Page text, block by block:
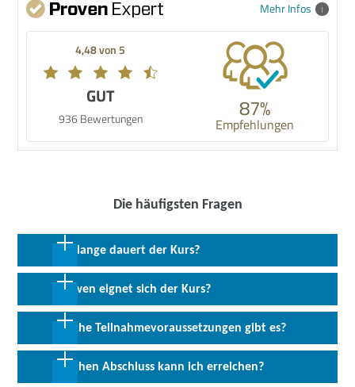
Mehr Infos
4,48 von 5
GUT
936 Bewertungen 87%
Empfehlungen
Die häufigsten Fragen
Wie lange dauert der Kurs?
20 Wochen in Vollzeit; 40 Wochen in Teilzeit
Für wen eignet sich der Kurs?
Dieser Kurs richtet sich an zukünftig Fachkräfte und angehende
Projektmanager, die ihre Kompetenzen im Projektmanagement
und Cloud Computing erweitern möchten. Besonders geeignet ist
er für Personen, die mit agilen Methoden arbeiten möchten und
Welche Teilnahmevoraussetzungen gibt es?
Für die Teilnahme am Kurs Effektives Projektmanagement in
agilen Cloud Computing Umgebungen inkl. AWS Certified Solutions
Welchen Abschluss kann ich erreichen?